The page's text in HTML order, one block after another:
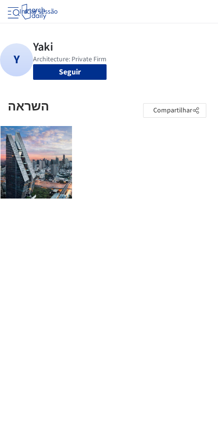
Iniciar sessão
Seguir
השראה Compartilhar